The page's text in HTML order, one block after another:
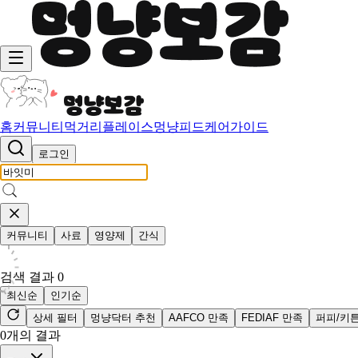
홈커뮤니티 먹거리 플레이스멍냥피드케어가이드
로그인
커뮤니티 사료 영양제 간식
검색 결과 0
최신순
인기순
상세 필터
멍냥닥터 추천 AAFCO 만족 FEDIAF 만족 퍼피/키
0개의 결과